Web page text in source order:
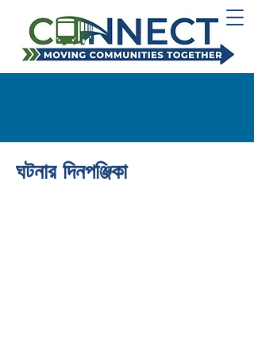
ঘটনার দিনপঞ্জিকা